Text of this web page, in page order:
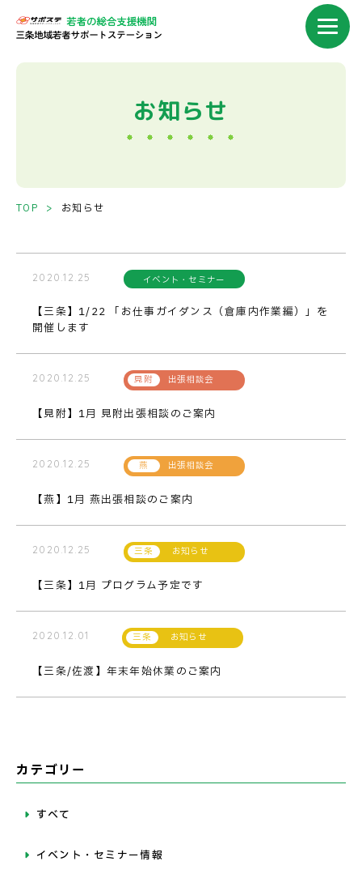
お知らせ
TOP お知らせ
2020.12.25 イベント・セミナー
【三条】1/22 「お仕事ガイダンス（倉庫内作業編）」を
開催します
2020.12.25 出張相談会
【見附】1月 見附出張相談のご案内
2020.12.25 出張相談会
【燕】1月 燕出張相談のご案内
2020.12.25 お知らせ
【三条】1月 プログラム予定です
2020.12.01 お知らせ
【三条/佐渡】年末年始休業のご案内
カテゴリー
すべて
イベント・セミナー情報